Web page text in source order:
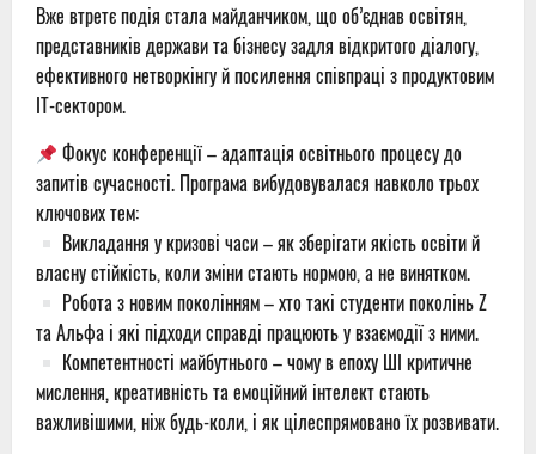
Вже втретє подія стала майданчиком, що об’єднав освітян,
представників держави та бізнесу задля відкритого діалогу,
ефективного нетворкінгу й посилення співпраці з продуктовим
ІТ-сектором.
Фокус конференції – адаптація освітнього процесу до
запитів сучасності. Програма вибудовувалася навколо трьох
ключових тем:
Викладання у кризові часи – як зберігати якість освіти й
власну стійкість, коли зміни стають нормою, а не винятком.
Робота з новим поколінням – хто такі студенти поколінь Z
та Альфа і які підходи справді працюють у взаємодії з ними.
Компетентності майбутнього – чому в епоху ШІ критичне
мислення, креативність та емоційний інтелект стають
важливішими, ніж будь-коли, і як цілеспрямовано їх розвивати.